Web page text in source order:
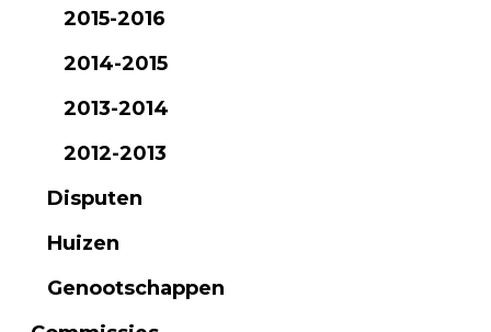
2015-2016
2014-2015
2013-2014
2012-2013
Disputen
Huizen
Genootschappen